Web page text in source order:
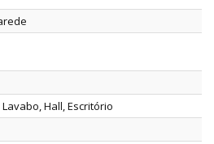
Hall, Escritório